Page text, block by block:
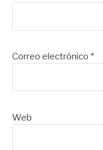
Correo electrónico *
Web